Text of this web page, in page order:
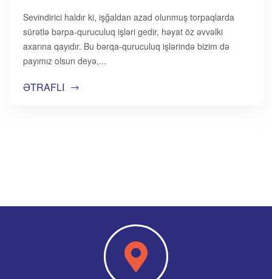
Sevindirici haldır ki, işğaldan azad olunmuş torpaqlarda
sürətlə bərpa-quruculuq işləri gedir, həyat öz əvvəlki
axarına qayıdır. Bu bərqa-quruculuq işlərində bizim də
payımız olsun deyə,
ƏTRAFLI